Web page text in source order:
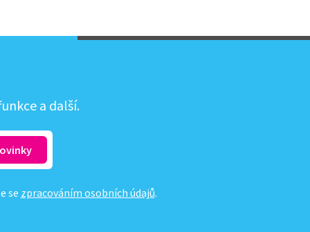
a další.
se zpracováním osobních údajů.